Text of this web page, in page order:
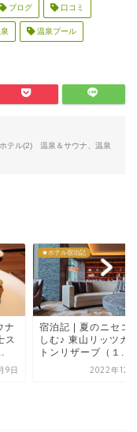
ブログ 口コミ
温泉プール
テル(2) 温泉＆サウナ、温泉
楽
ル
日
★ホテル宿泊記
宿泊記 | スペーシア
行く雪の奥日光・静
リッツカールトン...
2026年2